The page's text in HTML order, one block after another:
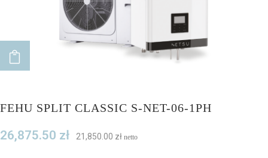
FEHU SPLIT CLASSIC S-NET-06-1PH
26,875.50 zł 21,850.00 zł netto